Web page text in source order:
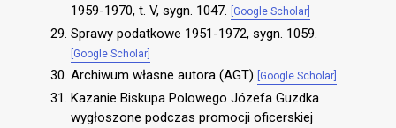
1959-1970, t. V, sygn. 1047.
[Google Scholar]
Sprawy podatkowe 1951-1972, sygn. 1059.
[Google Scholar]
Archiwum własne autora (AGT) [Google Scholar]
Kazanie Biskupa Polowego Józefa Guzdka
wygłoszone podczas promocji oficerskiej